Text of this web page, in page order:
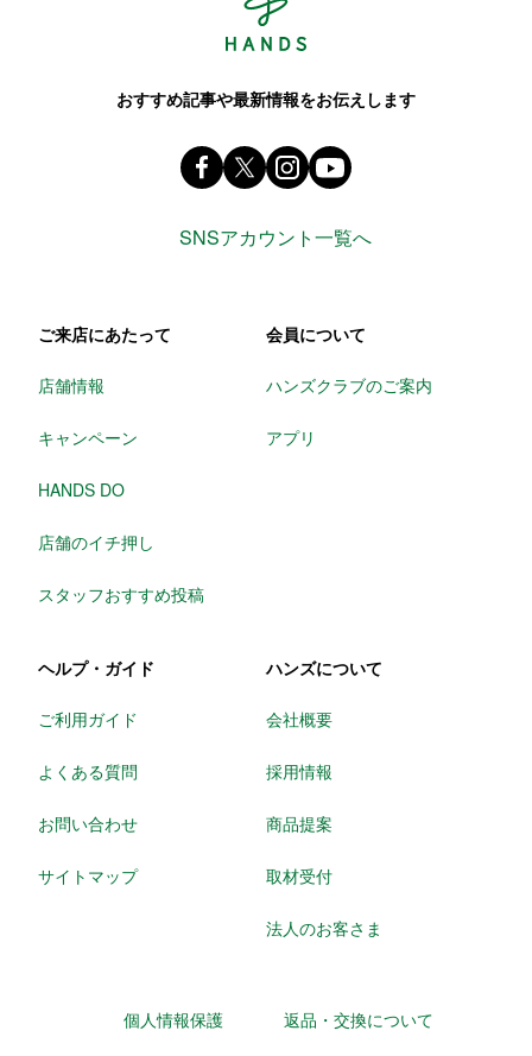
おすすめ記事や最新情報をお伝えします
Facebook ハンズ公式ファンページ
X(旧 twitter) @Hands_official_
instagram
SNSアカウント一覧へ
ご来店にあたって
店舗情報
キャンペーン
HANDS DO
店舗のイチ押し
スタッフおすすめ投稿
会員について
ハンズクラブのご案内
アプリ
ヘルプ・ガイド
ご利用ガイド
よくある質問
お問い合わせ
サイトマップ
ハンズについて
会社概要
採用情報
商品提案
取材受付
法人のお客さま
個人情報保護 返品・交換について